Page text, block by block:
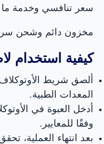
سعر تنافسي وخدمة ما
مخزون دائم وشحن
كيفية استخدام
ألصق شريط
المعدات الطبية.
أدخل العبوة في
وفقًا للمعايير.
بعد انتهاء العملية،
الوصول السريع
بیت
منتجات
وبلاگ
تماس با ما